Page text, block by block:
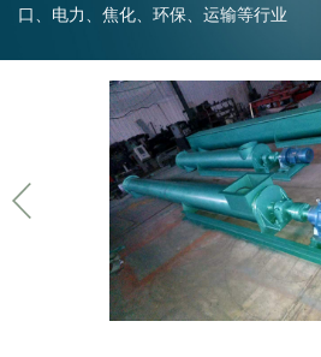
口、电力、焦化、环保、运输等行业